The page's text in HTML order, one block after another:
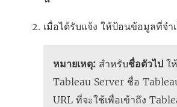
เมื่อได้รับแจ้ง ให้ป้อนข้อมูลที่จำ
หมายเหตุ: สำหรับชื่อตัวไป ใ
Tableau Server ชื่อ
URL ที่จะใช้เพื่อเข้าถึง